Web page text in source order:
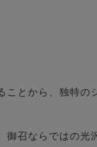
ことから、独特の
御召ならではの光